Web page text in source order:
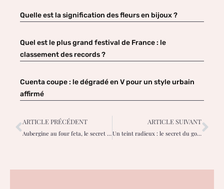
Quelle est la signification des fleurs en bijoux ?
Quel est le plus grand festival de France : le
classement des records ?
Cuenta coupe : le dégradé en V pour un style urbain
affirmé
ARTICLE PRÉCÉDENT
Aubergine au four feta, le secret gourmand pour épater vos convives
ARTICLE SUIVANT
Un teint radieux : le secret du gommage au sel pour une peau éclatante